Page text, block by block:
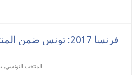
فرنسا 2017: تونس
المنتخب التونسي,